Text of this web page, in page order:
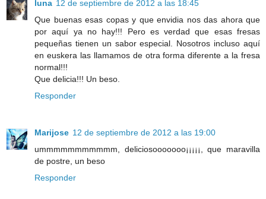
luna 12 de septiembre de 2012 a las 18:45
Que buenas esas copas y que envidia nos das ahora que
por aquí ya no hay!!! Pero es verdad que esas fresas
pequeñas tienen un sabor especial. Nosotros incluso aquí
en euskera las llamamos de otra forma diferente a la fresa
normal!!!
Que delicia!!! Un beso.
Responder
Marijose 12 de septiembre de 2012 a las 19:00
ummmmmmmmmmm, deliciosooooooo¡¡¡¡¡, que maravilla
de postre, un beso
Responder